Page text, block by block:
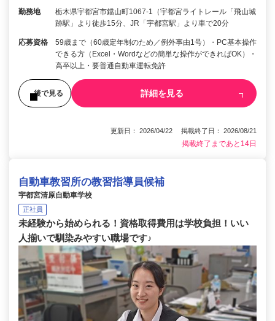
勤務地
栃木県宇都宮市鐺山町1067-1（宇都宮ライトレール「飛山城
跡駅」より徒歩15分、JR「宇都宮駅」より車で20分
応募資格
59歳まで（60歳定年制のため／例外事由1号）・PC基本操作
できる方（Excel・Wordなどの簡単な操作ができればOK）・
高卒以上・要普通自動車運転免許
後で見る 詳細を見る
更新日： 2026/04/22 掲載終了日： 2026/08/21
掲載終了まであと14日
自動車教習所の教習指導員候補
宇都宮清原自動車学校
正社員
未経験から始められる！資格取得費用は学校負担！いい
人揃いで馴染みやすい職場です♪